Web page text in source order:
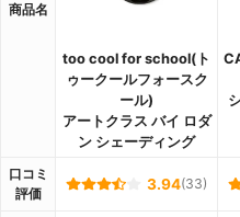
商品名
too cool for school(ト
ゥークールフォースク
ール)
アートクラス バイ ロダ
ン シェーディング
口コミ
評価
3.94(33)